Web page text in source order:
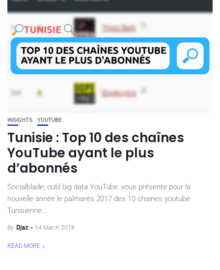
INSIGHTS YOUTUBE
Tunisie : Top 10 des chaînes
YouTube ayant le plus
d’abonnés
Socialblade, outil big data YouTube, vous présente pour la
nouvelle année le palmarès 2017 des 10 chaines youtube
Tunisienne...
By Djaz 14 March 2018
READ MORE